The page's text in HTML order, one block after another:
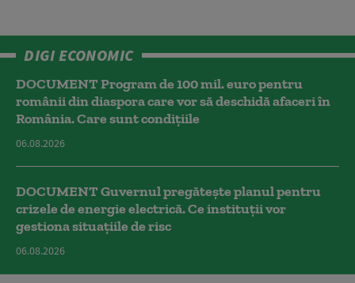
DIGI ECONOMIC
DOCUMENT Program de 100 mil. euro pentru
românii din diaspora care vor să deschidă afaceri în
România. Care sunt condițiile
06.08.2026
DOCUMENT Guvernul pregătește planul pentru
crizele de energie electrică. Ce instituții vor
gestiona situațiile de risc
06.08.2026